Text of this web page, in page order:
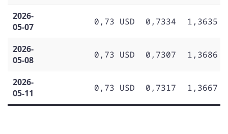
2026-
05-07
0,73 USD 0,7334 1,3635
2026-
05-08
0,73 USD 0,7307 1,3686
2026-
05-11
0,73 USD 0,7317 1,3667